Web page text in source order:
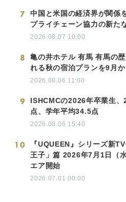
7
中国と米国の経済界が関係
プライチェーン協力の新た
2026.08.07 10:00
8
亀の井ホテル 有馬 有馬の
れる秋の宿泊プランを9月か
2026.08.06 11:00
9
ISHCMCの2026年卒業生
点、学年平均34.5点
2026.08.06 15:40
10
『UQUEEN』シリーズ新
王子」篇 2026年7月1日（
エア開始
2026.07.01 00:00